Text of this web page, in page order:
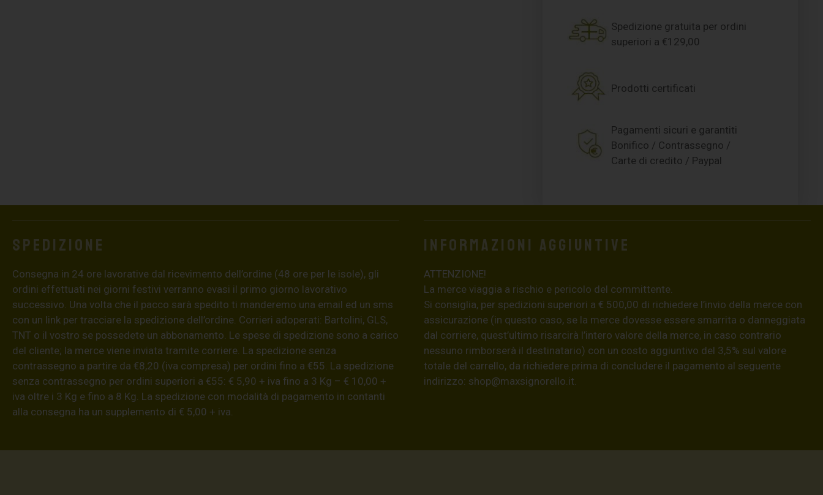
Spedizione gratuita per ordini
superiori a €129,00
Prodotti certificati
Pagamenti sicuri e garantiti
Bonifico / Contrassegno /
Carte di credito / Paypal
Spedizione
Consegna in 24 ore lavorative dal ricevimento dell’ordine (48 ore per le isole), gli
ordini effettuati nei giorni festivi verranno evasi il primo giorno lavorativo
successivo. Una volta che il pacco sarà spedito ti manderemo una email ed un sms
con un link per tracciare la spedizione dell’ordine. Corrieri adoperati: Bartolini, GLS,
TNT o il vostro se possedete un abbonamento. Le spese di spedizione sono a carico
del cliente; la merce viene inviata tramite corriere. La spedizione senza
contrassegno a partire da €8,20 (iva compresa) per ordini fino a €55. La spedizione
senza contrassegno per ordini superiori a €55: € 5,90 + iva fino a 3 Kg – € 10,00 +
iva oltre i 3 Kg e fino a 8 Kg. La spedizione con modalità di pagamento in contanti
alla consegna ha un supplemento di € 5,00 + iva.
Informazioni aggiuntive
ATTENZIONE!
La merce viaggia a rischio e pericolo del committente.
Si consiglia, per spedizioni superiori a € 500,00 di richiedere l’invio della merce con
assicurazione (in questo caso, se la merce dovesse essere smarrita o danneggiata
dal corriere, quest’ultimo risarcirà l’intero valore della merce, in caso contrario
nessuno rimborserà il destinatario) con un costo aggiuntivo del 3,5% sul valore
totale del carrello, da richiedere prima di concludere il pagamento al seguente
indirizzo: shop@maxsignorello.it